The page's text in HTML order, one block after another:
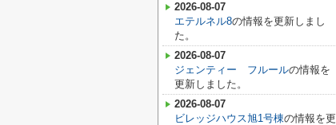
2026-08-07
エテルネル8の情報を更新しまし
た。
2026-08-07
ジェンティー フルールの情報を
更新しました。
2026-08-07
ビレッジハウス旭1号棟の情報を更